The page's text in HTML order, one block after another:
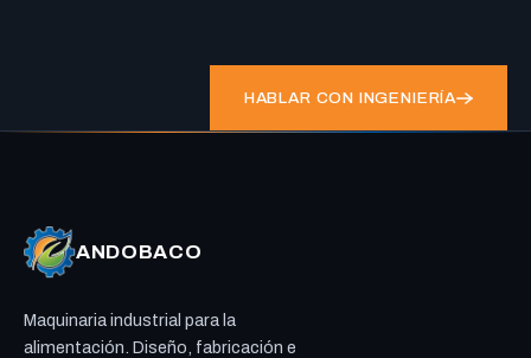
HABLAR CON INGENIERÍA
ANDOBACO
Maquinaria industrial para la
alimentación. Diseño, fabricación e